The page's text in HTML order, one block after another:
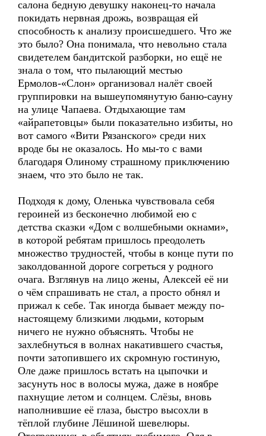
салона бедную девушку наконец-то начала
покидать нервная дрожь, возвращая ей
способность к анализу происшедшего. Что же
это было? Она понимала, что невольно стала
свидетелем бандитской разборки, но ещё не
знала о том, что пылающий местью
Ермолов-«Слон» организовал налёт своей
группировки на вышеупомянутую баню-сауну
на улице Чапаева. Отдыхающие там
«айрапетовцы» были показательно избиты, но
вот самого «Вити Рязанского» среди них
вроде бы не оказалось. Но мы-то с вами
благодаря Олиному страшному приключению
знаем, что это было не так.
Подходя к дому, Оленька чувствовала себя
героиней из бесконечно любимой ею с
детства сказки «Дом с волшебными окнами»,
в которой ребятам пришлось преодолеть
множество трудностей, чтобы в конце пути по
заколдованной дороге согреться у родного
очага. Взглянув на лицо жены, Алексей её ни
о чём спрашивать не стал, а просто обнял и
прижал к себе. Так иногда бывает между по-
настоящему близкими людьми, которым
ничего не нужно объяснять. Чтобы не
захлебнуться в волнах накатившего счастья,
почти затопившего их скромную гостиную,
Оле даже пришлось встать на цыпочки и
засунуть нос в волосы мужа, даже в ноябре
пахнущие летом и солнцем. Слёзы, вновь
наполнившие её глаза, быстро высохли в
тёплой глубине Лёшиной шевелюры.